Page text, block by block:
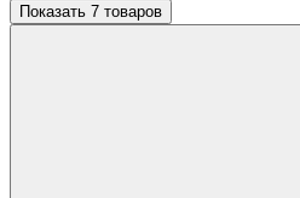
Показать 7 товаров